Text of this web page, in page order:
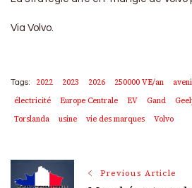
Via Volvo.
Tags: 2022 2023 2026 250000 VE/an
électricité
Europe Centrale EV Gand
Torslanda
usine vie des marques Volvo
Post
Previous Article